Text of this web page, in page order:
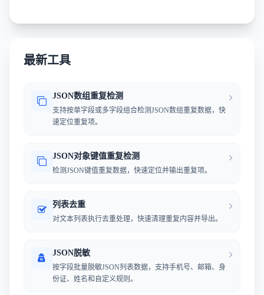
最新工具
JSON数组重复检测
支持按单字段或多字段组合检测JSON数组重复数据，快
速定位重复项。
JSON对象键值重复检测
检测JSON键值重复数据，快速定位并输出重复项。
列表去重
对文本列表执行去重处理，快速清理重复内容并导出。
JSON脱敏
按字段批量脱敏JSON列表数据，支持手机号、邮箱、身
份证、姓名和自定义规则。